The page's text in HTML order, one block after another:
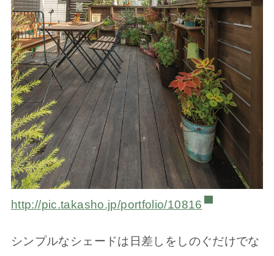
http://pic.takasho.jp/portfolio/10816
シンプルなシェードは日差しをしのぐだけでな